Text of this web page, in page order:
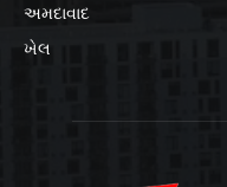
અમદાવાદ
ખેલ